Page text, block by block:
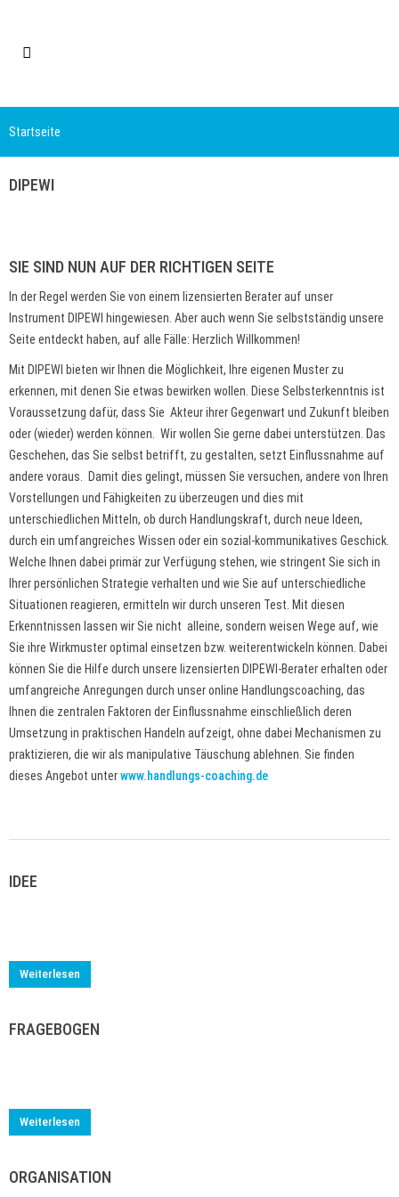
Startseite
DIPEWI
SIE SIND NUN AUF DER RICHTIGEN SEITE
In der Regel werden Sie von einem lizensierten Berater auf unser
Instrument DIPEWI hingewiesen. Aber auch wenn Sie selbstständig unsere
Seite entdeckt haben, auf alle Fälle: Herzlich Willkommen!
Mit DIPEWI bieten wir Ihnen die Möglichkeit, Ihre eigenen Muster zu
erkennen, mit denen Sie etwas bewirken wollen. Diese Selbsterkenntnis ist
Voraussetzung dafür, dass Sie Akteur ihrer Gegenwart und Zukunft bleiben
oder (wieder) werden können. Wir wollen Sie gerne dabei unterstützen. Das
Geschehen, das Sie selbst betrifft, zu gestalten, setzt Einflussnahme auf
andere voraus. Damit dies gelingt, müssen Sie versuchen, andere von Ihren
Vorstellungen und Fähigkeiten zu überzeugen und dies mit
unterschiedlichen Mitteln, ob durch Handlungskraft, durch neue Ideen,
durch ein umfangreiches Wissen oder ein sozial-kommunikatives Geschick.
Welche Ihnen dabei primär zur Verfügung stehen, wie stringent Sie sich in
Ihrer persönlichen Strategie verhalten und wie Sie auf unterschiedliche
Situationen reagieren, ermitteln wir durch unseren Test. Mit diesen
Erkenntnissen lassen wir Sie nicht alleine, sondern weisen Wege auf, wie
Sie ihre Wirkmuster optimal einsetzen bzw. weiterentwickeln können. Dabei
können Sie die Hilfe durch unsere lizensierten DIPEWI-Berater erhalten oder
umfangreiche Anregungen durch unser online Handlungscoaching, das
Ihnen die zentralen Faktoren der Einflussnahme einschließlich deren
Umsetzung in praktischen Handeln aufzeigt, ohne dabei Mechanismen zu
praktizieren, die wir als manipulative Täuschung ablehnen. Sie finden
dieses Angebot unterwww.handlungs-coaching.de
IDEE
Weiterlesen
FRAGEBOGEN
Weiterlesen
ORGANISATION